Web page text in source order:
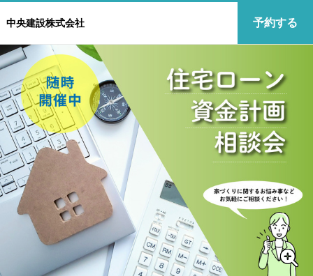
中央建設株式会社 予約する